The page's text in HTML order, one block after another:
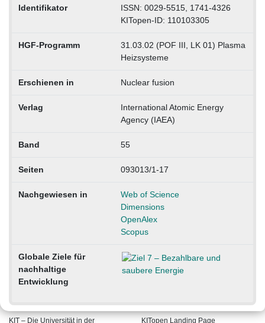
Identifikator
ISSN: 0029-5515, 1741-4326
KITopen-ID: 110103305
HGF-Programm
31.03.02 (POF III, LK 01) Plasma
Heizsysteme
Erschienen in Nuclear fusion
Verlag
International Atomic Energy
Agency (IAEA)
Band 55
Seiten 093013/1-17
Nachgewiesen in
Web of Science
Dimensions
OpenAlex
Scopus
Globale Ziele für
nachhaltige
Entwicklung
KIT – Die Universität in der KITopen Landing Page